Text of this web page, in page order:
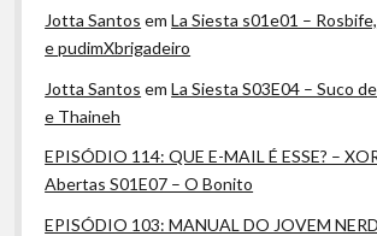
Jotta Santos emLa Siesta s01e01 –
e pudimXbrigadeiro
Jotta Santos emLa Siesta S03E04 – Suco
e Thaineh
EPISÓDIO 114: QUE E-MAIL É ESSE? –
Abertas S01E07 – O Bonito
EPISÓDIO 103: MANUAL DO JOVEM